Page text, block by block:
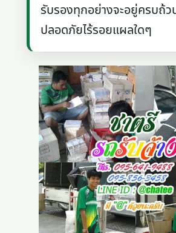
รับรองทุกอย่างจะอยู่ครบถ้ว
ปลอดภัยไร้รอยแผลใดๆ